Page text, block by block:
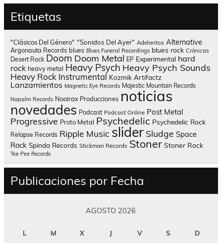
Etiquetas
"Clásicos Del Género" "Sonidos Del Ayer" Adelantos Alternative
Argonauta Records blues Blues Funeral Recordings blues rock Crónicas
Desert Rock Doom Doom Metal EP Experimental hard
rock heavy metal Heavy Psych Heavy Psych Sounds
Heavy Rock Instrumental Kozmik Artifactz
Lanzamientos Magnetic Eye Records Majestic Mountain Records
Napalm Records Nooirax Producciones noticias
novedades Podcast Podcast Online Post Metal
Progressive Proto Metal Psychedelic Psychedelic Rock
Relapse Records Ripple Music slider Sludge Space
Rock Spinda Records Stickman Records Stoner Stoner Rock
Tee Pee Records
Publicaciones por Fecha
AGOSTO 2026
L M X J V S D